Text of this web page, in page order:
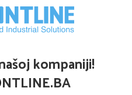
kompaniji!